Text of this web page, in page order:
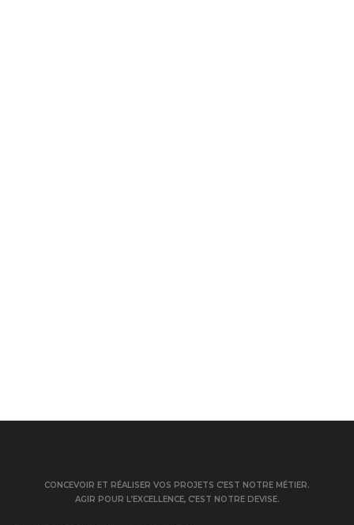
CONCEVOIR ET RÉALISER VOS PROJETS C’EST NOTRE MÉTIER.
AGIR POUR L’EXCELLENCE, C’EST NOTRE DEVISE.